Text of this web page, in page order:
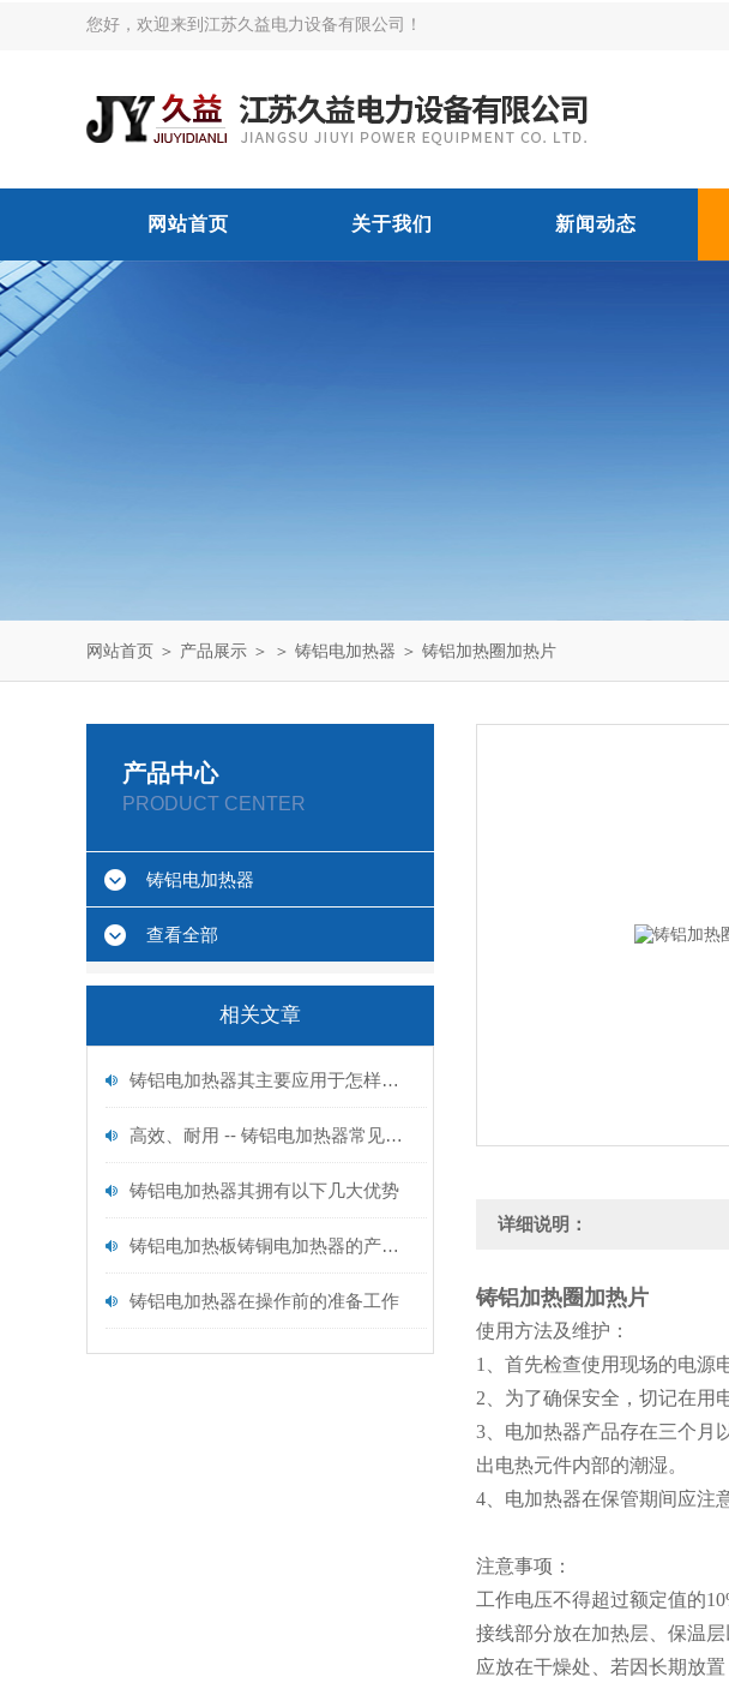
您好，欢迎来到江苏久益电力设备有限公司！
网站首页 关于我们 新闻动态
网站首页 ＞ 产品展示 ＞ ＞ 铸铝电加热器 ＞ 铸铝加热圈加热片
产品中心
PRODUCT CENTER
铸铝电加热器
查看全部
相关文章
铸铝电加热器其主要应用于怎样的领域呢？
高效、耐用 -- 铸铝电加热器常见问题及解决方法
铸铝电加热器其拥有以下几大优势
铸铝电加热板铸铜电加热器的产品功能及产品用途
铸铝电加热器在操作前的准备工作
详细说明：
铸铝加热圈加热片
使用方法及维护：
1、首先检查使用现场的电源
2、为了确保安全，切记在用
3、电加热器产品存在三个月
出电热元件内部的潮湿。
4、电加热器在保管期间应注
注意事项：
工作电压不得超过额定值的
接线部分放在加热层、保温层
应放在干燥处、若因长期放